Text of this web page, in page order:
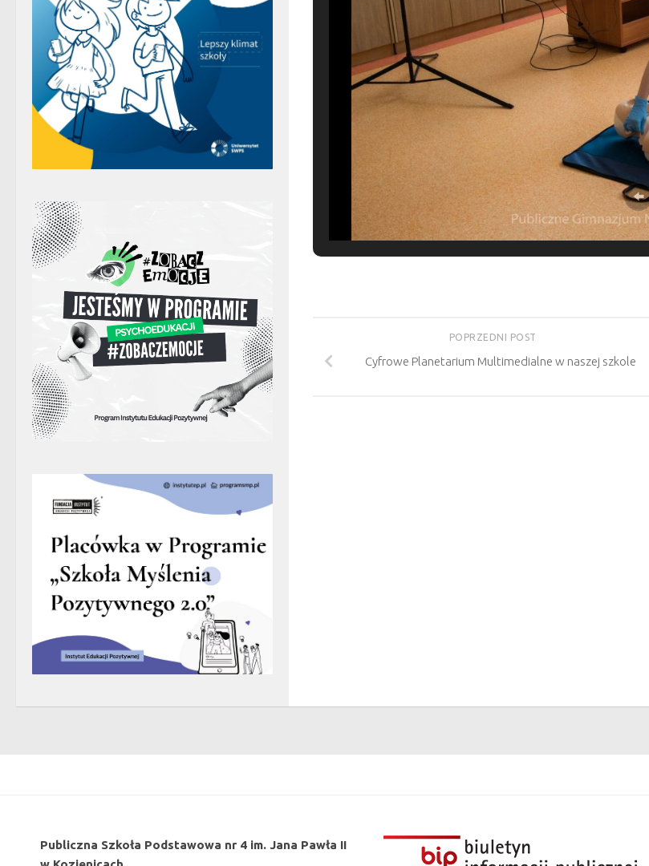
POPRZEDNI POST
Cyfrowe Planetarium Multimedialne w naszej szkole
Publiczna Szkoła Podstawowa nr 4 im. Jana Pawła II